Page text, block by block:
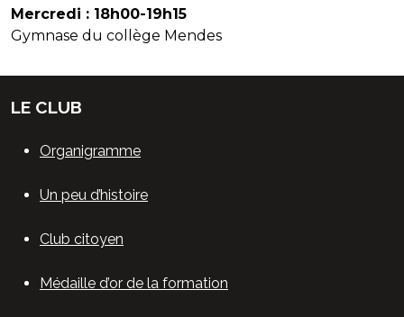
Mercredi : 18h00-19h15
Gymnase du collège Mendes
LE CLUB
Organigramme
Un peu d’histoire
Club citoyen
Médaille d’or de la formation